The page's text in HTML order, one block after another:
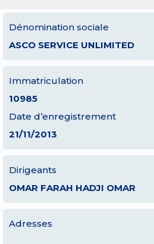
Dénomination sociale
ASCO SERVICE UNLIMITED
Immatriculation
10985
Date d’enregistrement
21/11/2013
Dirigeants
OMAR FARAH HADJI OMAR
Adresses